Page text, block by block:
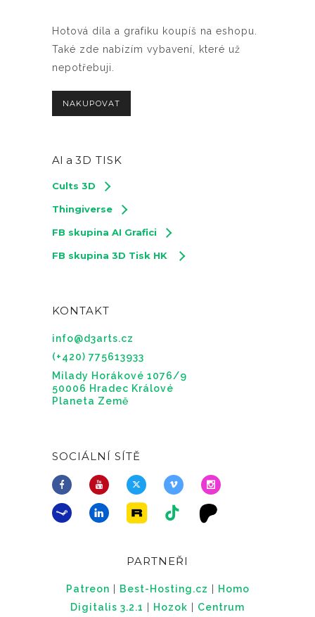
Hotová díla a grafiku koupíš na eshopu.
Také zde nabízím vybavení, které už
nepotřebuji.
NAKUPOVAT
AI a 3D TISK
Cults 3D
Thingiverse
FB skupina AI Grafici
FB skupina 3D Tisk HK
KONTAKT
info@d3arts.cz
(+420) 775613933
Milady Horákové 1076/9
50006 Hradec Králové
Planeta Země
SOCIÁLNÍ SÍTĚ
PARTNEŘI
Patreon Best-Hosting.cz
Homo
Digitalis 3.2.1
Hozok Centrum